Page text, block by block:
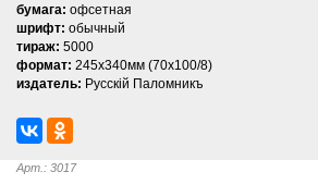
бумага: офсетная
шрифт: обычный
тираж: 5000
формат: 245х340мм (70х100/8)
издатель: Русскiй Паломникъ
Арт.: 3017